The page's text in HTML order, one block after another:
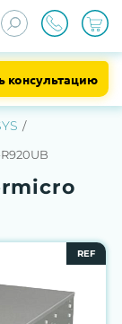
консультацию
REF